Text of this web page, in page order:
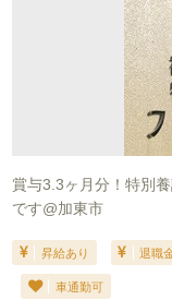
賞与3.3ヶ月分！特別
です@加東市
昇給あり 退職
車通勤可